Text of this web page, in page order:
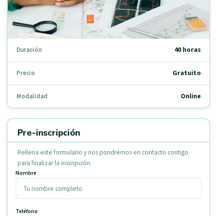
Duración 40 horas
Precio Gratuito
Modalidad Online
Pre-inscripción
Rellena este formulario y nos pondremos en contacto contigo
para finalizar la inscripción.
Nombre
Teléfono